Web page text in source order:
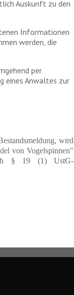
Auskunft zu den
Informationen
werden, die
per
eines Anwaltes zur
wird
von Vogelspinnen"
§ 19 (1) UstG-